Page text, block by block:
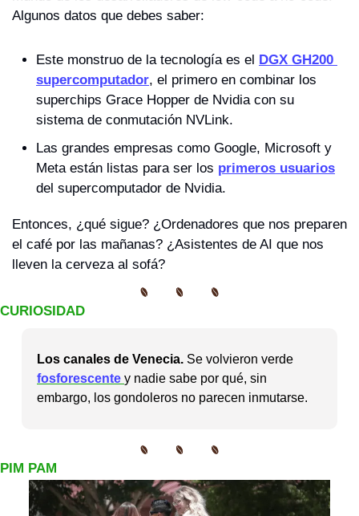
Algunos datos que debes saber:
Este monstruo de la tecnología es el
DGX GH200
supercomputador, el primero en combinar los
superchips Grace Hopper de Nvidia con su
sistema de conmutación NVLink.
Las grandes empresas como Google, Microsoft y
Meta están listas para ser los primeros usuarios
del supercomputador de Nvidia.
Entonces, ¿qué sigue? ¿Ordenadores que nos preparen
el café por las mañanas? ¿Asistentes de AI que nos
lleven la cerveza al sofá?
CURIOSIDAD
Los canales de Venecia.
fosforescente y nadie sabe por qué, sin
embargo, los gondoleros no parecen inmutarse.
PIM PAM